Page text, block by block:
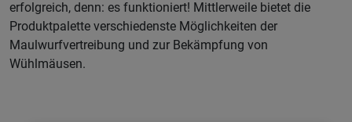
erfolgreich, denn: es funktioniert! Mittlerweile bietet die
Produktpalette verschiedenste Möglichkeiten der
Maulwurfvertreibung und zur Bekämpfung von
Wühlmäusen.